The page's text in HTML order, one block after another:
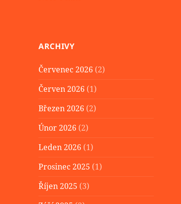
ARCHIVY
Červenec 2026 (2)
Červen 2026 (1)
Březen 2026 (2)
Únor 2026 (2)
Leden 2026 (1)
Prosinec 2025 (1)
Říjen 2025 (3)